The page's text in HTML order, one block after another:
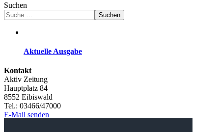
Suchen
Suchen
Aktuelle Ausgabe
Kontakt
Aktiv Zeitung
Hauptplatz 84
8552 Eibiswald
Tel.: 03466/47000
E-Mail senden